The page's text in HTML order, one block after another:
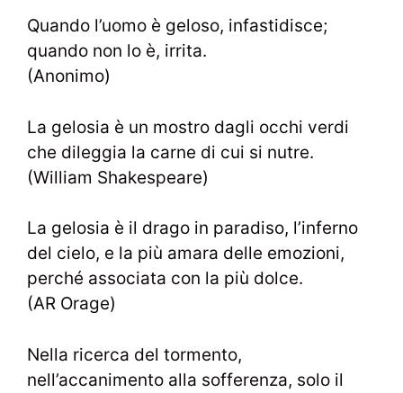
Quando l’uomo è geloso, infastidisce;
quando non lo è, irrita.
(Anonimo)
La gelosia è un mostro dagli occhi verdi
che dileggia la carne di cui si nutre.
(William Shakespeare)
La gelosia è il drago in paradiso, l’inferno
del cielo, e la più amara delle emozioni,
perché associata con la più dolce.
(AR Orage)
Nella ricerca del tormento,
nell’accanimento alla sofferenza, solo il